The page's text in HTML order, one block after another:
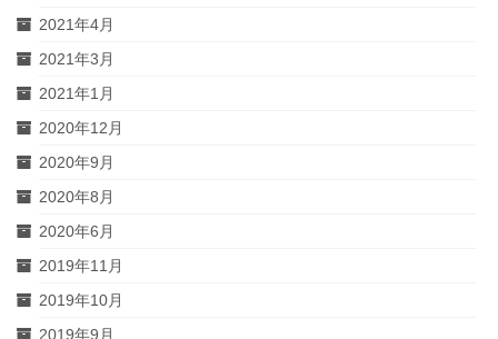
2021年4月
2021年3月
2021年1月
2020年12月
2020年9月
2020年8月
2020年6月
2019年11月
2019年10月
2019年9月